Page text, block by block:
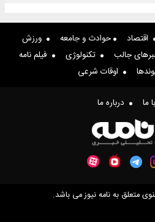
اقتصاد حوادث و جامعه
ورزش
جالب تکنولوژی
فیلم نامه
اوقات شرعی
ما درباره ما
متعلق به نامه نیوز می باشد.